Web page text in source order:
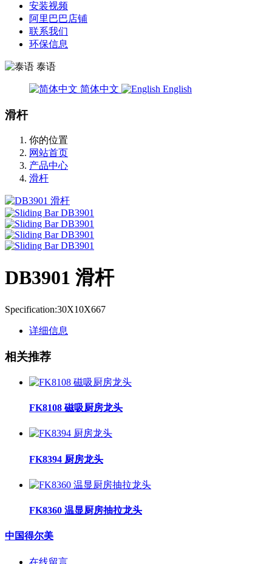
安装视频
阿里巴巴店铺
联系我们
环保信息
泰语
简体中文 English
滑杆
你的位置
网站首页
产品中心
滑杆
DB3901 滑杆
Specification:30X10X667
详细信息
相关推荐
FK8108 磁吸厨房龙头
FK8394 厨房龙头
FK8360 温显厨房抽拉龙头
中国得尔美
在线留言